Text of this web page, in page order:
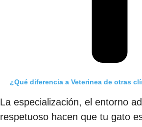
¿Qué diferencia a Veterinea de otras
La especialización, el entorno
respetuoso hacen que tu gato